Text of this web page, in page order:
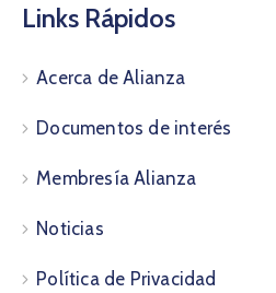
Links Rápidos
Acerca de Alianza
Documentos de interés
Membresía Alianza
Noticias
Política de Privacidad